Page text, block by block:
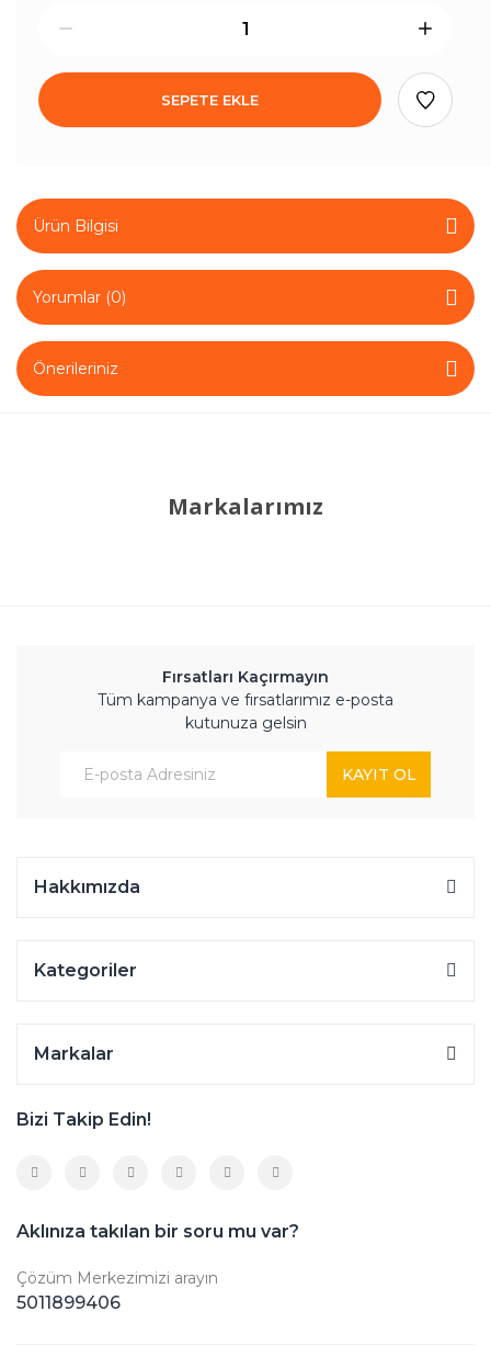
SEPETE EKLE
Ürün Bilgisi
Yorumlar (0)
Önerileriniz
Markalarımız
Fırsatları Kaçırmayın
Tüm kampanya ve fırsatlarımız e-posta
kutunuza gelsin
KAYIT OL
Hakkımızda
Kategoriler
Markalar
Bizi Takip Edin!
Aklınıza takılan bir soru mu var?
Çözüm Merkezimizi arayın
5011899406